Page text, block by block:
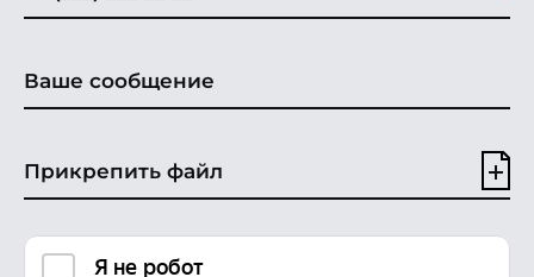
Прикрепить файл